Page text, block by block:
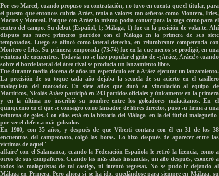
Por eso Marcel, cuando propuso su contratación, no tuvo en cuenta que el titular, para
el puesto que entonces cubría Aráez, tenía a valores tan señeros como Montero, Irles,
Macías y Monreal. Porque con Aráez lo mismo podía contar para la zaga como para el
centro del campo. Su debut (Español, 1; Málaga, 1) fue en la posición de volante. Ahí
disputó sus nueve primeros partidos con el Málaga en la primera de sus siete
temporadas. Luego se afincó como lateral derecho, en relumbrante competencia con
Montero e Irles. Su primera temporada (73-74) fue en la que menos se prodigó, en una
veintena de encuentros. Todavía no se hizo popular el grito de «¡Aráez, Aráez!» cuando
sobre el borde lateral del área rival se producía un lanzamiento libre.
Fue durante media docena de años un espectáculo ver a Aráez ejecutar un lanzamiento.
La precisión de su toque cada año dejaba la secuela de su acierto en el casillero
malaguista del marcador. En siete años que duró su vinculación al equipo de
Martiricos, Nicolás Aráez participó en 243 partidos oficiales y únicamente en la primera
y en la última no inscribió su nombre entre los goleadores malacitanos. En el
quinquenio en el que se consagró como lanzador de libres directos, puso su firma a una
veintena de goles. Con ellos está en la historia del Málaga -en la del fútbol malagueño-
por ser el defensa más goleador.
En 1980, con 35 años, y después de que Viberti contara con él en 31 de los 38
encuentros del campeonato, colgó las botas. Lo hizo después de aparecer entre las
víctimas de aquel '
affaire' con el Salamanca, cuando la Federación Española le retiró la licencia, como a
otros de sus compañeros. Cuando las más altas instancias, un año después, exoneró a
todos los malaguistas de tal castigo, ni intentó regresar. No se pudo ir dejando al
Málaga en Primera. Pero ahora si se ha ido, quedándose para siempre en Málaga, su